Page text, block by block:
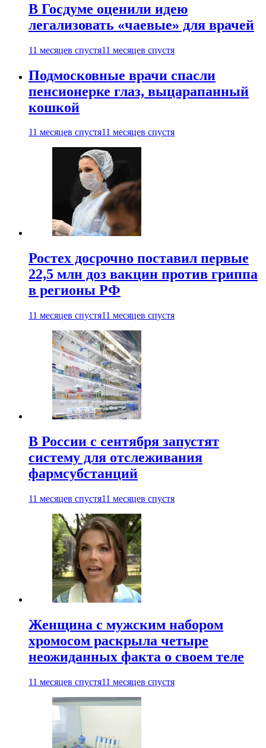
В Госдуме оценили идею
легализовать «чаевые» для врачей
11 месяцев спустя11 месяцев спустя
Подмосковные врачи спасли
пенсионерке глаз, выцарапанный
кошкой
11 месяцев спустя11 месяцев спустя
Ростех досрочно поставил первые
22,5 млн доз вакцин против гриппа
в регионы РФ
11 месяцев спустя11 месяцев спустя
В России с сентября запустят
систему для отслеживания
фармсубстанций
11 месяцев спустя11 месяцев спустя
Женщина с мужским набором
хромосом раскрыла четыре
неожиданных факта о своем теле
11 месяцев спустя11 месяцев спустя